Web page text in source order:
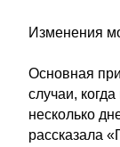
Изменения
Основная
случаи,
несколько
рассказала